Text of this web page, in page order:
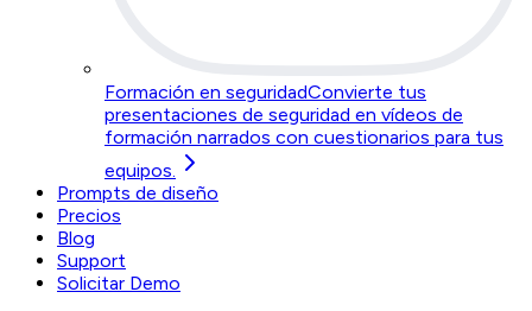
Formación en seguridadConvierte tus
presentaciones de seguridad en vídeos de
formación narrados con cuestionarios para tus
equipos.
Prompts de diseño
Precios
Blog
Support
Solicitar Demo